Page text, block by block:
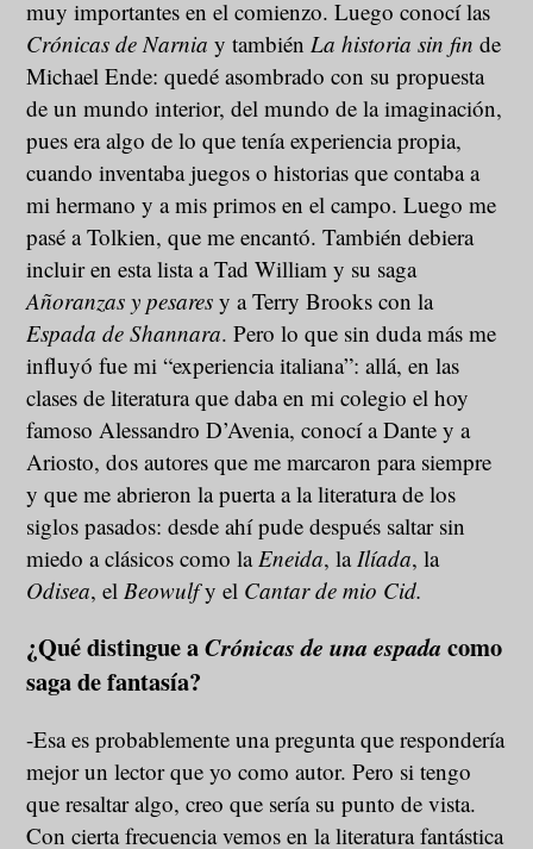
muy importantes en el comienzo. Luego conocí las
Crónicas de Narnia y también La historia sin finde
Michael Ende: quedé asombrado con su propuesta
de un mundo interior, del mundo de la imaginación,
pues era algo de lo que tenía experiencia propia,
cuando inventaba juegos o historias que contaba a
mi hermano y a mis primos en el campo. Luego me
pasé a Tolkien, que me encantó. También debiera
incluir en esta lista a Tad William y su saga
Añoranzas y pesares y a Terry Brooks con la
Espada de Shannara. Pero lo que sin duda más me
influyó fue mi “experiencia italiana”: allá, en las
clases de literatura que daba en mi colegio el hoy
famoso Alessandro D’Avenia, conocí a Dante y a
Ariosto, dos autores que me marcaron para siempre
y que me abrieron la puerta a la literatura de los
siglos pasados: desde ahí pude después saltar sin
miedo a clásicos como la Eneida, la Ilíada, la
Odisea, el Beowulfy el Cantar de mio Cid.
¿Qué distingue aCrónicas de una espada como
saga de fantasía?
-Esa es probablemente una pregunta que respondería
mejor un lector que yo como autor. Pero si tengo
que resaltar algo, creo que sería su punto de vista.
Con cierta frecuencia vemos en la literatura fantástica